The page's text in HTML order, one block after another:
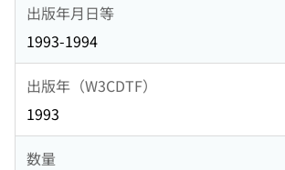
出版年月日等
1993-1994
出版年（W3CDTF）
1993
数量